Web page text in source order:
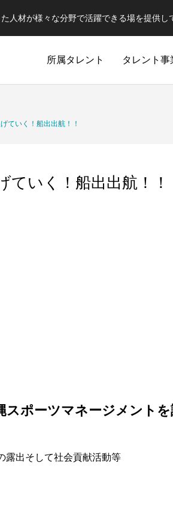
人材が様々な分野で活躍できる場を提供し
所属タレント タレント事
ていく！船出出航！！
いく！船出出航！！
スポーツマネージメント
露出そして社会貢献活動等